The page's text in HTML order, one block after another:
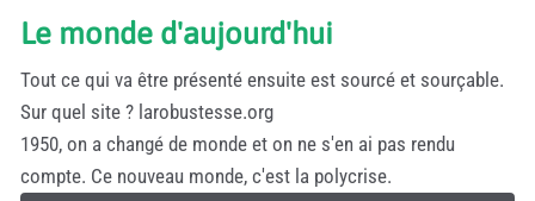
Le monde d'aujourd'hui
Tout ce qui va être présenté ensuite est sourcé et sourçable.
Sur quel site ? larobustesse.org
1950, on a changé de monde et on ne s'en ai pas rendu
compte. Ce nouveau monde, c'est la polycrise.